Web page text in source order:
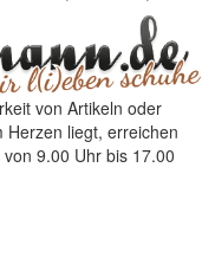
von Artikeln oder
liegt, erreichen
9.00 Uhr bis 17.00